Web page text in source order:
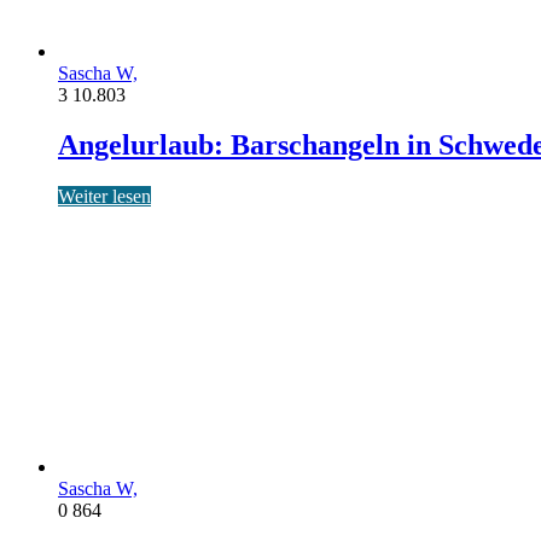
Sascha W,
3 10.803
Angelurlaub: Barschangeln in
Weiter lesen
Sascha W,
0 864